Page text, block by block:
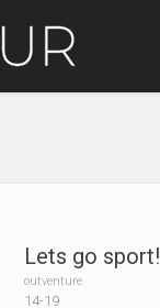
Lets go sport!
outventure
14-19